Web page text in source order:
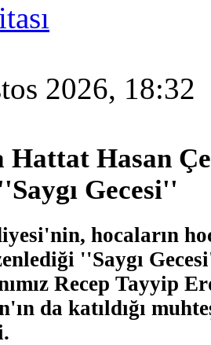
2026, 18:32
Hattat Hasan
Gecesi''
hocaların
''Saygı
Recep Tayyip
da katıldığı